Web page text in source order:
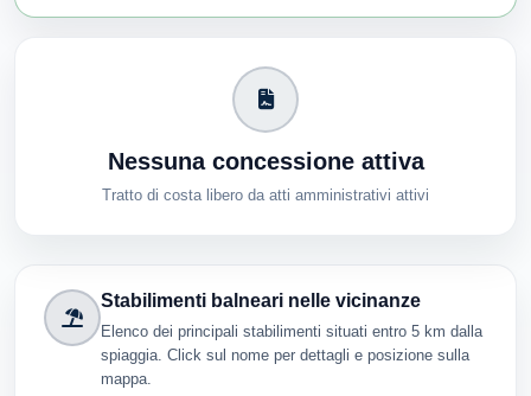
Nessuna concessione attiva
Tratto di costa libero da atti amministrativi attivi
Stabilimenti balneari nelle vicinanze
Elenco dei principali stabilimenti situati entro 5 km dalla
spiaggia. Click sul nome per dettagli e posizione sulla
mappa.